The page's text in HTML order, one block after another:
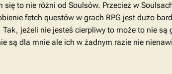
to nie różni od Soulsów. Przecież w
fetch questów w grach RPG jest dużo
jeżeli nie jesteś cierpliwy to może to nie
są dla mnie ale ich w żadnym razie nie